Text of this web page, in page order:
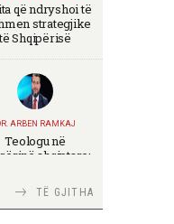
që ndryshoi të
strategjike
të Shqipërisë
ARBEN RAMKAJ
Teologu në
shqiptare:
dhe angazhimit
publikTË GJITHA